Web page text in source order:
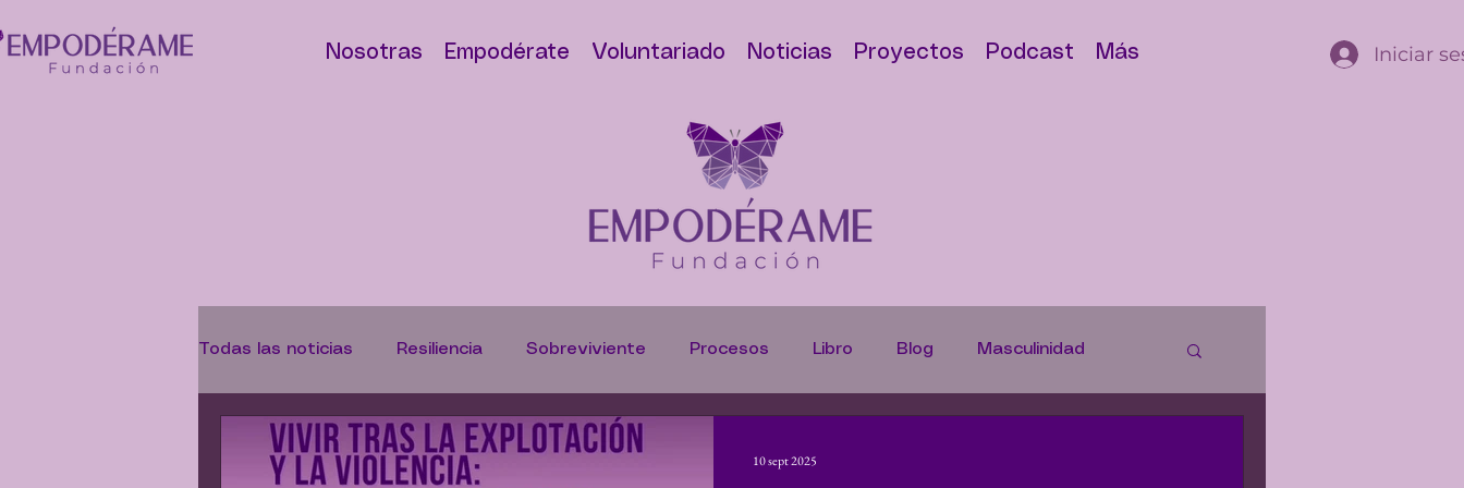
Nosotras Empodérate Voluntariado Noticias Proyectos Podcast Más Iniciar
Todas las noticias Resiliencia Sobreviviente Procesos Libro Blog Masculinidad
Abolicionismo Campañas Denuncias
10 sept 2025